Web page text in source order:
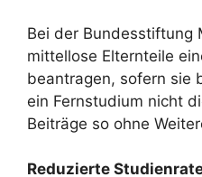
Bei der Bundesstiftung
mittellose Elternteile
beantragen, sofern sie
ein Fernstudium nicht
Beiträge so ohne
Reduzierte